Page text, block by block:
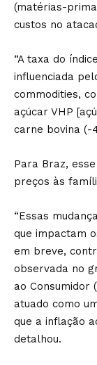
(matérias-
custos no
“A taxa do
influenciada
commodities,
açúcar VHP
carne bovina (-
Para Braz,
preços às
“Essas
que impactam
em breve,
observada no
ao Consumidor
atuado como
que a inflação
detalhou.